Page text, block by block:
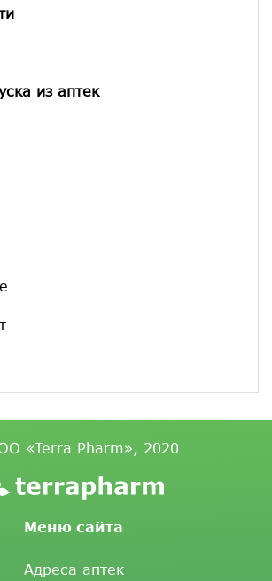
из аптек
«Terra Pharm», 2020
Меню сайта
Адреса аптек